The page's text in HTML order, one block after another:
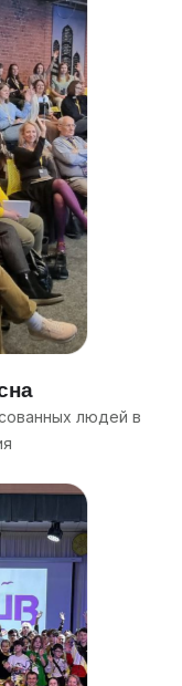
людей в